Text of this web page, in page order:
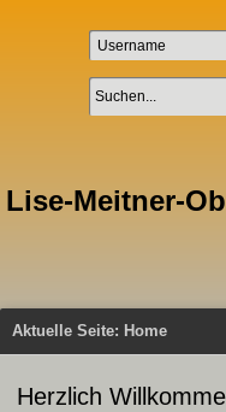
Lise-Meitner-
Aktuelle Seite: Home
Herzlich